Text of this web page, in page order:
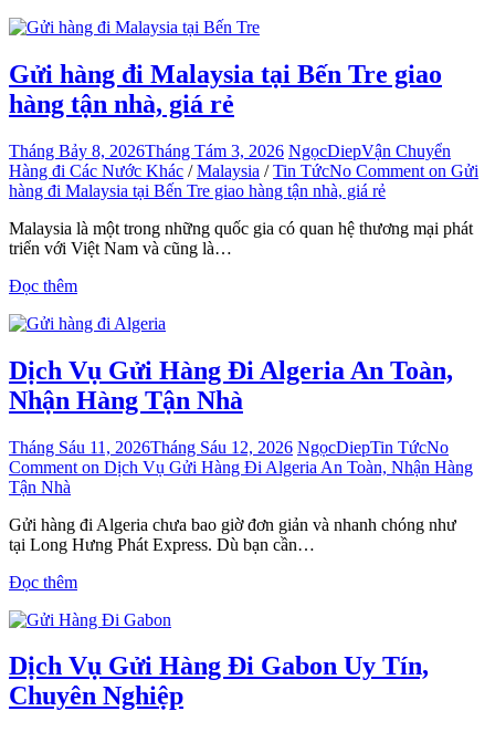
Gửi hàng đi Malaysia tại Bến Tre giao
hàng tận nhà, giá rẻ
Tháng Bảy 8, 2026Tháng Tám 3, 2026 NgọcDiepVận Chuyển
Hàng đi Các Nước Khác /Malaysia /Tin TứcNo Comment on Gửi
hàng đi Malaysia tại Bến Tre giao hàng tận nhà, giá rẻ
Malaysia là một trong những quốc gia có quan hệ thương mại phát
triển với Việt Nam và cũng là…
Đọc thêm
Dịch Vụ Gửi Hàng Đi Algeria An Toàn,
Nhận Hàng Tận Nhà
Tháng Sáu 11, 2026Tháng Sáu 12, 2026 NgọcDiepTin TứcNo
Comment on Dịch Vụ Gửi Hàng Đi Algeria An Toàn, Nhận Hàng
Tận Nhà
Gửi hàng đi Algeria chưa bao giờ đơn giản và nhanh chóng như
tại Long Hưng Phát Express. Dù bạn cần…
Đọc thêm
Dịch Vụ Gửi Hàng Đi Gabon Uy Tín,
Chuyên Nghiệp